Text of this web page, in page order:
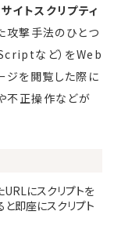
トスクリプティ
攻撃手法のひとつ
など）をWeb
ジを閲覧した際に
不正操作などが
にスクリプトを
即座にスクリプト